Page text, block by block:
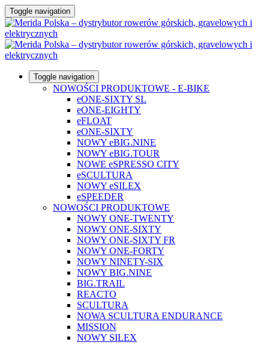
Toggle navigation
Toggle navigation
NOWOŚCI PRODUKTOWE - E-BIKE
eONE-SIXTY SL
eONE-EIGHTY
eFLOAT
eONE-SIXTY
NOWY eBIG.NINE
NOWY eBIG.TOUR
NOWE eSPRESSO CITY
eSCULTURA
NOWY eSILEX
eSPEEDER
NOWOŚCI PRODUKTOWE
NOWY ONE-TWENTY
NOWY ONE-SIXTY
NOWY ONE-SIXTY FR
NOWY ONE-FORTY
NOWY NINETY-SIX
NOWY BIG.NINE
BIG.TRAIL
REACTO
SCULTURA
NOWA SCULTURA ENDURANCE
MISSION
NOWY SILEX